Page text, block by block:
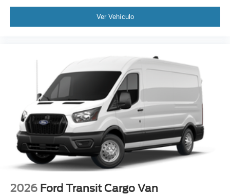
Ver Vehículo
2026 Ford Transit Cargo Van